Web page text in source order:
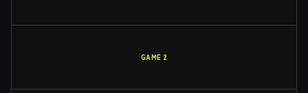
GAME 2